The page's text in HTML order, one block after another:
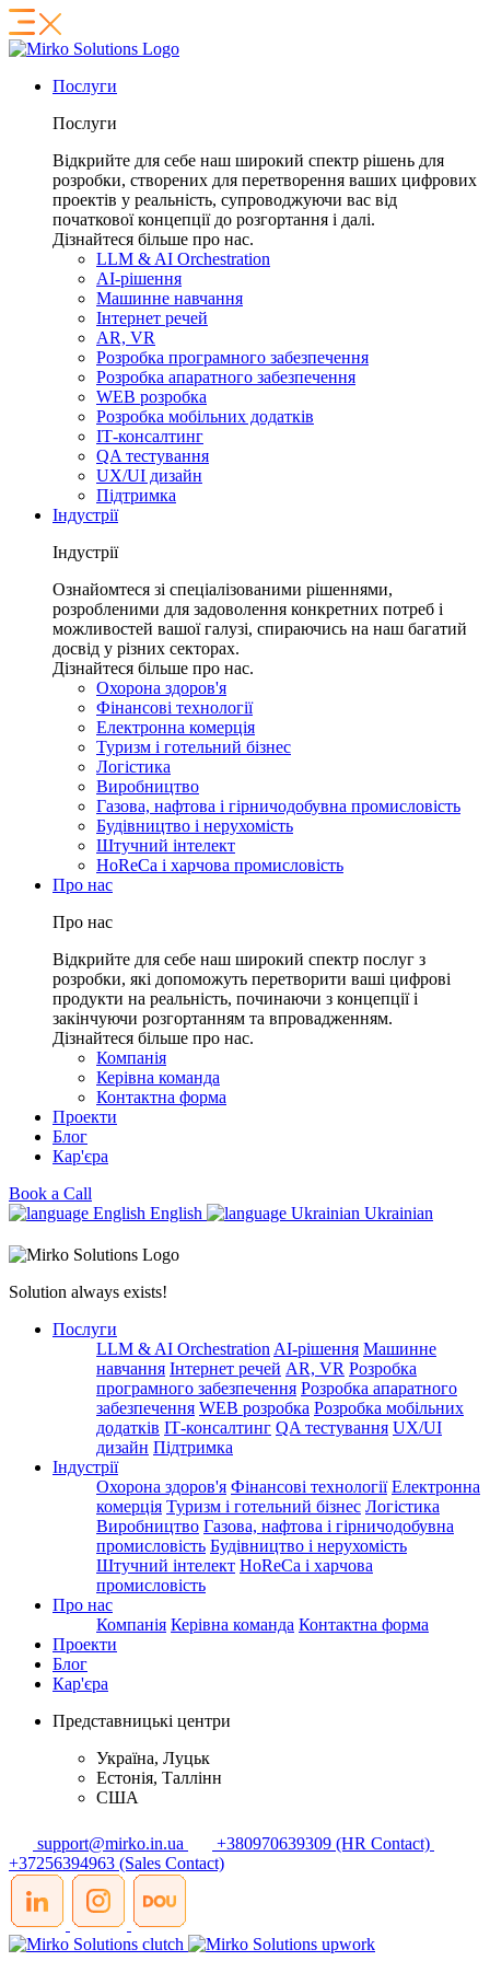
Послуги
Послуги
Відкрийте для себе наш широкий спектр рішень для
розробки, створених для перетворення ваших цифрових
проектів у реальність, супроводжуючи вас від
початкової концепції до розгортання і далі.
Дізнайтеся більше про нас.
LLM & AI Orchestration
AI-рішення
Машинне навчання
Інтернет речей
AR, VR
Розробка програмного забезпечення
Розробка апаратного забезпечення
WEB розробка
Розробка мобільних додатків
ІТ-консалтинг
QA тестування
UX/UI дизайн
Підтримка
Індустрії
Індустрії
Ознайомтеся зі спеціалізованими рішеннями,
розробленими для задоволення конкретних потреб і
можливостей вашої галузі, спираючись на наш багатий
досвід у різних секторах.
Дізнайтеся більше про нас.
Охорона здоров'я
Фінансові технології
Електронна комерція
Туризм і готельний бізнес
Логістика
Виробництво
Газова, нафтова і гірничодобувна промисловість
Будівництво і нерухомість
Штучний інтелект
HoReCa і харчова промисловість
Про нас
Про нас
Відкрийте для себе наш широкий спектр послуг з
розробки, які допоможуть перетворити ваші цифрові
продукти на реальність, починаючи з концепції і
закінчуючи розгортанням та впровадженням.
Дізнайтеся більше про нас.
Компанія
Керівна команда
Контактна форма
Проекти
Блог
Кар'єра
Book a Call
English
Ukrainian
Solution always exists!
Послуги
LLM & AI Orchestration AI-рішення Машинне
навчання Інтернет речей AR, VR Розробка
програмного забезпечення Розробка апаратного
забезпечення WEB розробка Розробка мобільних
додатків ІТ-консалтинг QA тестування UX/UI
дизайн Підтримка
Індустрії
Охорона здоров'я Фінансові технології Електронна
комерція Туризм і готельний бізнес Логістика
Виробництво Газова, нафтова і гірничодобувна
промисловість Будівництво і нерухомість
Штучний інтелект HoReCa і харчова
промисловість
Про нас
Компанія Керівна команда Контактна форма
Проекти
Блог
Кар'єра
Представницькі центри
Україна, Луцьк
Естонія, Таллінн
США
support@mirko.in.ua
+380970639309 (HR Contact)
+37256394963 (Sales Contact)